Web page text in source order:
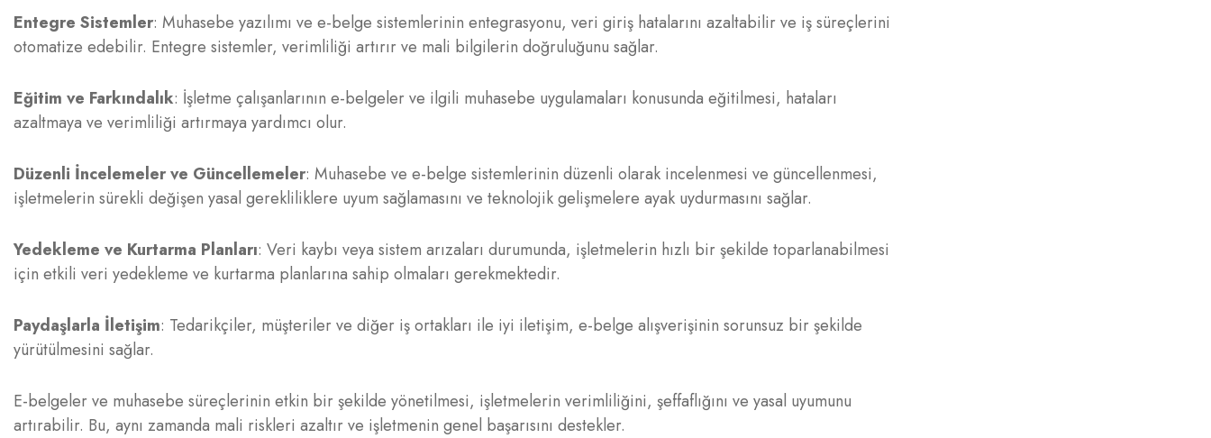
Entegre Sistemler: Muhasebe yazılımı ve e-belge sistemlerinin entegrasyonu, veri giriş hatalarını azaltabilir ve iş süreçlerini
otomatize edebilir. Entegre sistemler, verimliliği artırır ve mali bilgilerin doğruluğunu sağlar.
Eğitim ve Farkındalık: İşletme çalışanlarının e-belgeler ve ilgili muhasebe uygulamaları konusunda eğitilmesi, hataları
azaltmaya ve verimliliği artırmaya yardımcı olur.
Düzenli İncelemeler ve Güncellemeler: Muhasebe ve e-belge sistemlerinin düzenli olarak incelenmesi ve güncellenmesi,
işletmelerin sürekli değişen yasal gerekliliklere uyum sağlamasını ve teknolojik gelişmelere ayak uydurmasını sağlar.
Yedekleme ve Kurtarma Planları: Veri kaybı veya sistem arızaları durumunda, işletmelerin hızlı bir şekilde toparlanabilmesi
için etkili veri yedekleme ve kurtarma planlarına sahip olmaları gerekmektedir.
Paydaşlarla İletişim: Tedarikçiler, müşteriler ve diğer iş ortakları ile iyi iletişim, e-belge alışverişinin sorunsuz bir şekilde
yürütülmesini sağlar.
E-belgeler ve muhasebe süreçlerinin etkin bir şekilde yönetilmesi, işletmelerin verimliliğini, şeffaflığını ve yasal uyumunu
artırabilir. Bu, aynı zamanda mali riskleri azaltır ve işletmenin genel başarısını destekler.